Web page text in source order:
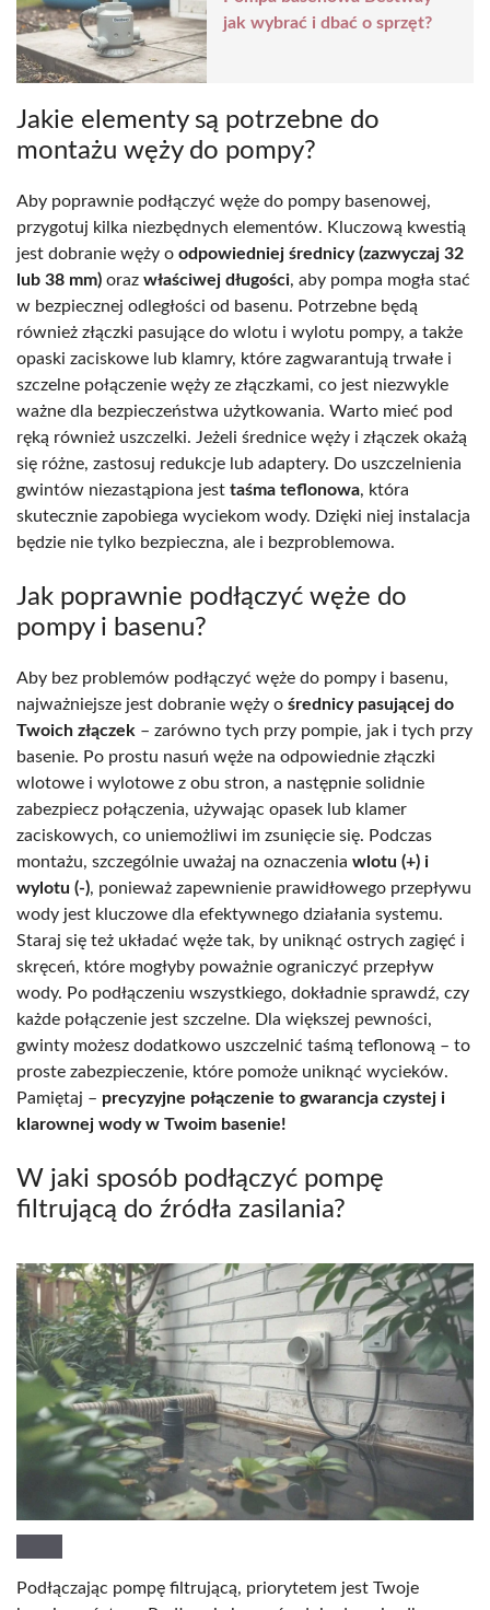
jak wybrać i dbać o sprzęt?
Jakie elementy są potrzebne do
montażu węży do pompy?
Aby poprawnie podłączyć węże do pompy basenowej,
przygotuj kilka niezbędnych elementów. Kluczową kwestią
jest dobranie węży o odpowiedniej średnicy (zazwyczaj 32
lub 38 mm) oraz właściwej długości, aby pompa mogła stać
w bezpiecznej odległości od basenu. Potrzebne będą
również złączki pasujące do wlotu i wylotu pompy, a także
opaski zaciskowe lub klamry, które zagwarantują trwałe i
szczelne połączenie węży ze złączkami, co jest niezwykle
ważne dla bezpieczeństwa użytkowania. Warto mieć pod
ręką również uszczelki. Jeżeli średnice węży i złączek okażą
się różne, zastosuj redukcje lub adaptery. Do uszczelnienia
gwintów niezastąpiona jest taśma teflonowa, która
skutecznie zapobiega wyciekom wody. Dzięki niej instalacja
będzie nie tylko bezpieczna, ale i bezproblemowa.
Jak poprawnie podłączyć węże do
pompy i basenu?
Aby bez problemów podłączyć węże do pompy i basenu,
najważniejsze jest dobranie węży o średnicy pasującej do
Twoich złączek – zarówno tych przy pompie, jak i tych przy
basenie. Po prostu nasuń węże na odpowiednie złączki
wlotowe i wylotowe z obu stron, a następnie solidnie
zabezpiecz połączenia, używając opasek lub klamer
zaciskowych, co uniemożliwi im zsunięcie się. Podczas
montażu, szczególnie uważaj na oznaczenia wlotu (+) i
wylotu (-), ponieważ zapewnienie prawidłowego przepływu
wody jest kluczowe dla efektywnego działania systemu.
Staraj się też układać węże tak, by uniknąć ostrych zagięć i
skręceń, które mogłyby poważnie ograniczyć przepływ
wody. Po podłączeniu wszystkiego, dokładnie sprawdź, czy
każde połączenie jest szczelne. Dla większej pewności,
gwinty możesz dodatkowo uszczelnić taśmą teflonową – to
proste zabezpieczenie, które pomoże uniknąć wycieków.
Pamiętaj – precyzyjne połączenie to gwarancja czystej i
klarownej wody w Twoim basenie!
W jaki sposób podłączyć pompę
filtrującą do źródła zasilania?
Podłączając pompę filtrującą, priorytetem jest Twoje